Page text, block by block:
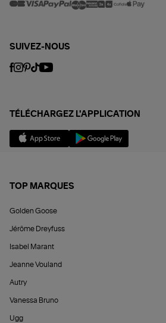
SUIVEZ-NOUS
TÉLÉCHARGEZ L'APPLICATION
TOP MARQUES
Golden Goose
Jérôme Dreyfuss
Isabel Marant
Jeanne Vouland
Autry
Vanessa Bruno
Ugg